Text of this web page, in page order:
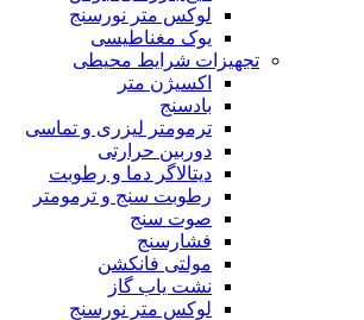
لوکس متر نورسنج
یوک مغناطیسی
تجهیزات شرایط محیطی
اکسیژن متر
بادسنج
ترمومتر لیزری و تماسی
دوربین حرارتی
دیتالاگر دما و رطوبت
رطوبت سنج و ترمومتر
صوت سنج
فشارسنج
مولتی فانکشن
نشت یاب گاز
لوکس متر نورسنج